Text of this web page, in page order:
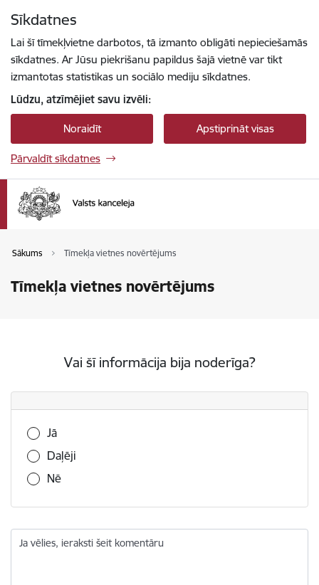
Sīkdatnes
Lai šī tīmekļvietne darbotos, tā izmanto obligāti nepieciešamās
sīkdatnes. Ar Jūsu piekrišanu papildus šajā vietnē var tikt
izmantotas statistikas un sociālo mediju sīkdatnes.
Lūdzu, atzīmējiet savu izvēli:
Noraidīt Apstiprināt visas
Pārvaldīt sīkdatnes
Sākums Tīmekļa vietnes novērtējums
Tīmekļa vietnes novērtējums
Vai šī informācija bija noderīga?
Vai šī informācija bija noderīga?
Jā
Daļēji
Nē
Ja vēlies, ieraksti šeit komentāru